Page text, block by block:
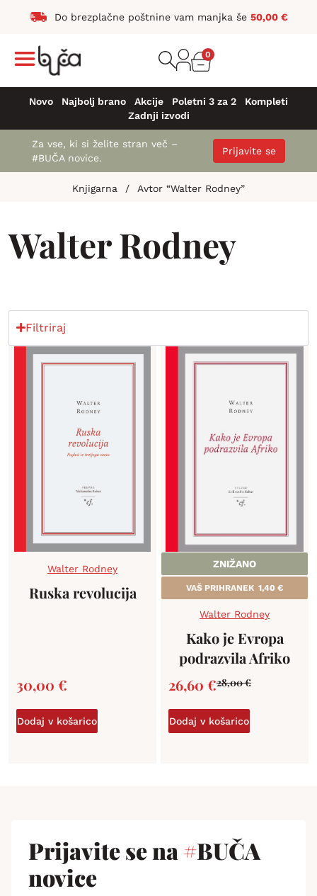
Do brezplačne poštnine vam manjka še 50,00 €
0
Novo Najbolj brano Akcije Poletni 3 za 2
Kompleti
Zadnji izvodi
Za vse, ki si želite stran več –
#BUČA novice.
Prijavite se
Knjigarna / Avtor “Walter Rodney”
Walter Rodney
Filtriraj
Walter Rodney
Ruska revolucija
30,00 €
Dodaj v košarico
ZNIŽANO
VAŠ PRIHRANEK 1,40 €
Walter Rodney
Kako je Evropa
podrazvila Afriko
28,00€
26,60 €
Dodaj v košarico
Prijavite se na#BUČA
novice